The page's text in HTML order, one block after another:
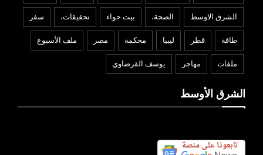
الشرق الاوسط الصحة، بيت حواء تحقيقات، سفر
طاقة قطر ليبيا محكمة مصر ملف الأسبوع
ملفات مهاجر يوسف القرضاوي
الشرق الأوسط